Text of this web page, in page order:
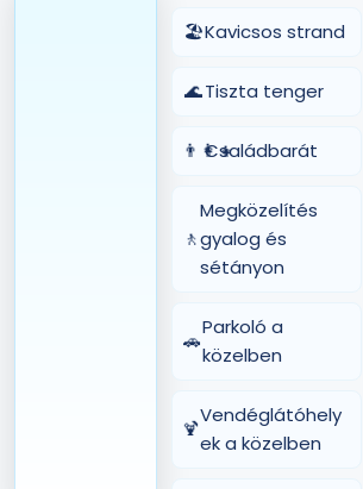
🏖️Kavicsos strand
🌊Tiszta tenger
👨‍👩‍👧
Családbarát
🚶
Megközelítés
gyalog és
sétányon
🚗
Parkoló a
közelben
🍹
Vendéglátóhely
ek a közelben